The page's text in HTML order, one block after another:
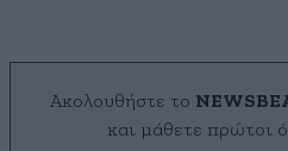
Ακολουθήστε το
και μάθετε πρώτοι